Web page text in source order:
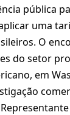
pública
uma
O
do setor
em